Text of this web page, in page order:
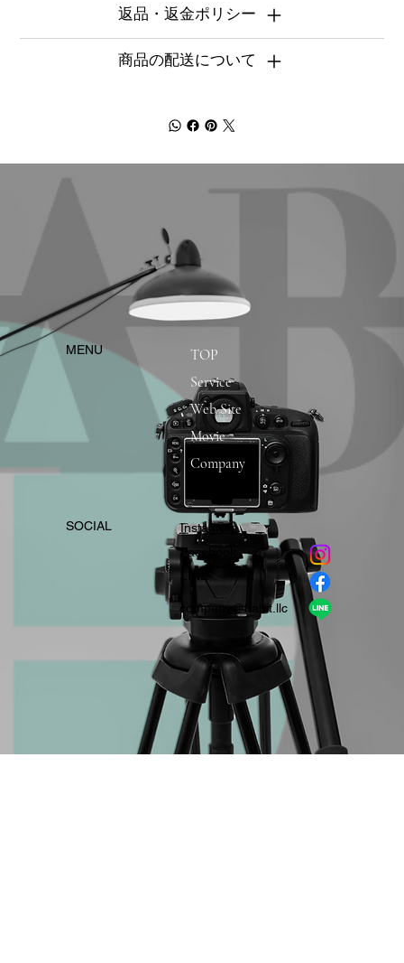
返品・返金ポリシー
商品の配送について
​MENU
TOP
Service
Web Site
Movie
Company
​SOCIAL
Instagram
​Facebook
company＠habit.llc